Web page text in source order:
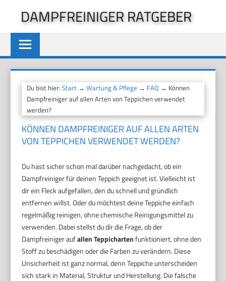
springen
DAMPFREINIGER RATGEBER
Du bist hier:Start →Wartung & Pflege → FAQ → Können
Dampfreiniger auf allen Arten von Teppichen verwendet
werden?
KÖNNEN DAMPFREINIGER AUF ALLEN ARTEN
VON TEPPICHEN VERWENDET WERDEN?
Du hast sicher schon mal darüber nachgedacht, ob ein
Dampfreiniger für deinen Teppich geeignet ist. Vielleicht ist
dir ein Fleck aufgefallen, den du schnell und gründlich
entfernen willst. Oder du möchtest deine Teppiche einfach
regelmäßig reinigen, ohne chemische Reinigungsmittel zu
verwenden. Dabei stellst du dir die Frage, ob der
Dampfreiniger aufallen Teppichartenfunktioniert, ohne den
Stoff zu beschädigen oder die Farben zu verändern. Diese
Unsicherheit ist ganz normal, denn Teppiche unterscheiden
sich stark in Material, Struktur und Herstellung. Die falsche